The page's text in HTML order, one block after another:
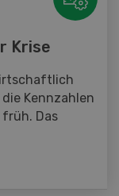
Krise
Kennzahlen
Das